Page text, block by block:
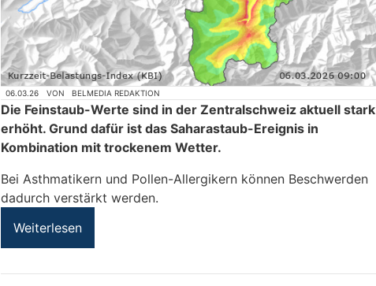
06.03.26 VON BELMEDIA REDAKTION
Die Feinstaub-Werte sind in der Zentralschweiz aktuell stark
erhöht. Grund dafür ist das Saharastaub-Ereignis in
Kombination mit trockenem Wetter.
Bei Asthmatikern und Pollen-Allergikern können Beschwerden
dadurch verstärkt werden.
Weiterlesen